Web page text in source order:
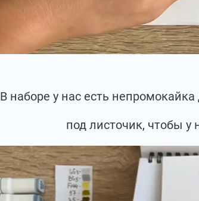
В наборе у нас есть
под листочик, чтобы у